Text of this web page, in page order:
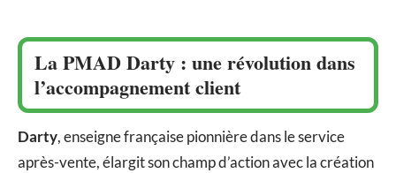
La PMAD Darty : une révolution dans
l’accompagnement client
Darty, enseigne française pionnière dans le service
après-vente, élargit son champ d’action avec la création